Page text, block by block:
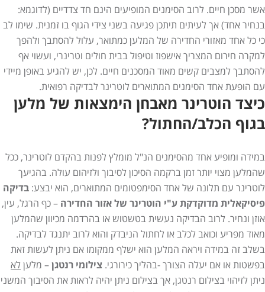
אשר מסכן חיים. לרוב הסימנים המופיעים הינם חד צדדיים (לדוגמא:
בנחיר אחד) אך לעיתים תיתכן פגיעה בשני צידי הגוף בו זמנית. שימו לב
כי כל אחד מאזורי החדירה של המלען כמתואר, עלול להסתבך ולהפך
למקרה חירום המצריך אישפוז וטיפול בבית חולים וטרינרי, ועשוי אף
להסתבך למצבים קשים מאוד המסכנים חיים. לכן, יש להגיע באופן מיידי
עם הופעת אחד הסימנים המתוארים לוטרינר לבדיקה רפואית.
כיצד הוטרינר מאבחן הימצאות של מלען
בגוף הכלב/החתול?
במידה ומופיע אחד מהסימנים הנ"ל מומלץ לפנות בהקדם לוטרינר, ככל
שהמלען מצוי יותר זמן ברקמה הסיכון לסיבוך ולזיהום עולה. בהגיעך
לוטרינר עם תלונה של אחד הסימפטומים המתוארים, הוא יבצע: בדיקה
פיסיקאלית מדוקדקת ע"י הוטרינר של אזור החדירה – כף הרגל, עין,
אוזן ונחיר. לרוב הבדיקה נעשית בטשטוש או בהרדמה מכיוון שהמלען
מאוד מפריע וכואב לכלב או לחתול הניבדק והוא לרוב יתנגד לבדיקה.
בשלב זה במידה ויראה המלען הוא ישלף ממקומו אם ניתן לעשות זאת
בפשטות או אם יעלה הצורך -בהליך כירורגי. צילומי רנטגן – מלען לא
ניתן לזיהוי בצילום רנטגן, אך בצילום ניתן יהיה לראות את הסיבוך המשני